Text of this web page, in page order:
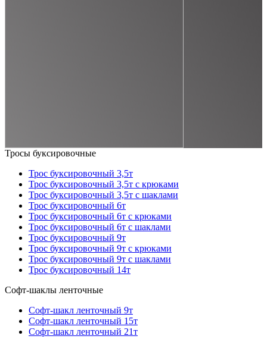
Тросы буксировочные
Трос буксировочный 3,5т
Трос буксировочный 3,5т с крюками
Трос буксировочный 3,5т с шаклами
Трос буксировочный 6т
Трос буксировочный 6т с крюками
Трос буксировочный 6т с шаклами
Трос буксировочный 9т
Трос буксировочный 9т с крюками
Трос буксировочный 9т с шаклами
Трос буксировочный 14т
Софт-шаклы ленточные
Софт-шакл ленточный 9т
Софт-шакл ленточный 15т
Софт-шакл ленточный 21т